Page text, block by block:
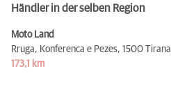
Händler in der selben Region
Moto Land
Rruga, Konferenca e Pezes, 1500 Tirana
173,1 km